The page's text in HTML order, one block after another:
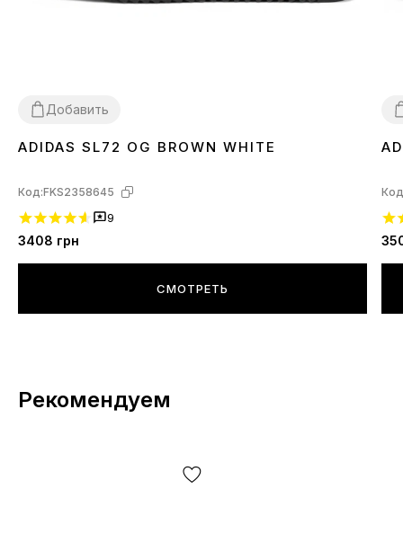
Добавить
36 3738 39 40
ADIDAS SL72 OG BROWN WHITE
Код:FKS2358645
9
3408 грн
СМОТРЕТЬ
Рекомендуем